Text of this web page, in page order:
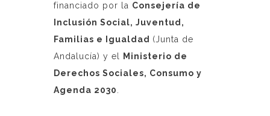
financiado por la Consejería de
Inclusión Social, Juventud,
Familias e Igualdad (Junta de
Andalucía) y el
Ministerio de
Derechos Sociales, Consumo y
Agenda 2030